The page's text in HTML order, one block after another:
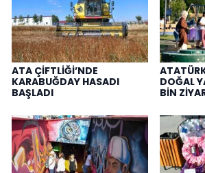
ATA ÇİFTLİĞİ’NDE
KARABUĞDAY HASADI
BAŞLADI
DOĞAL
BİN